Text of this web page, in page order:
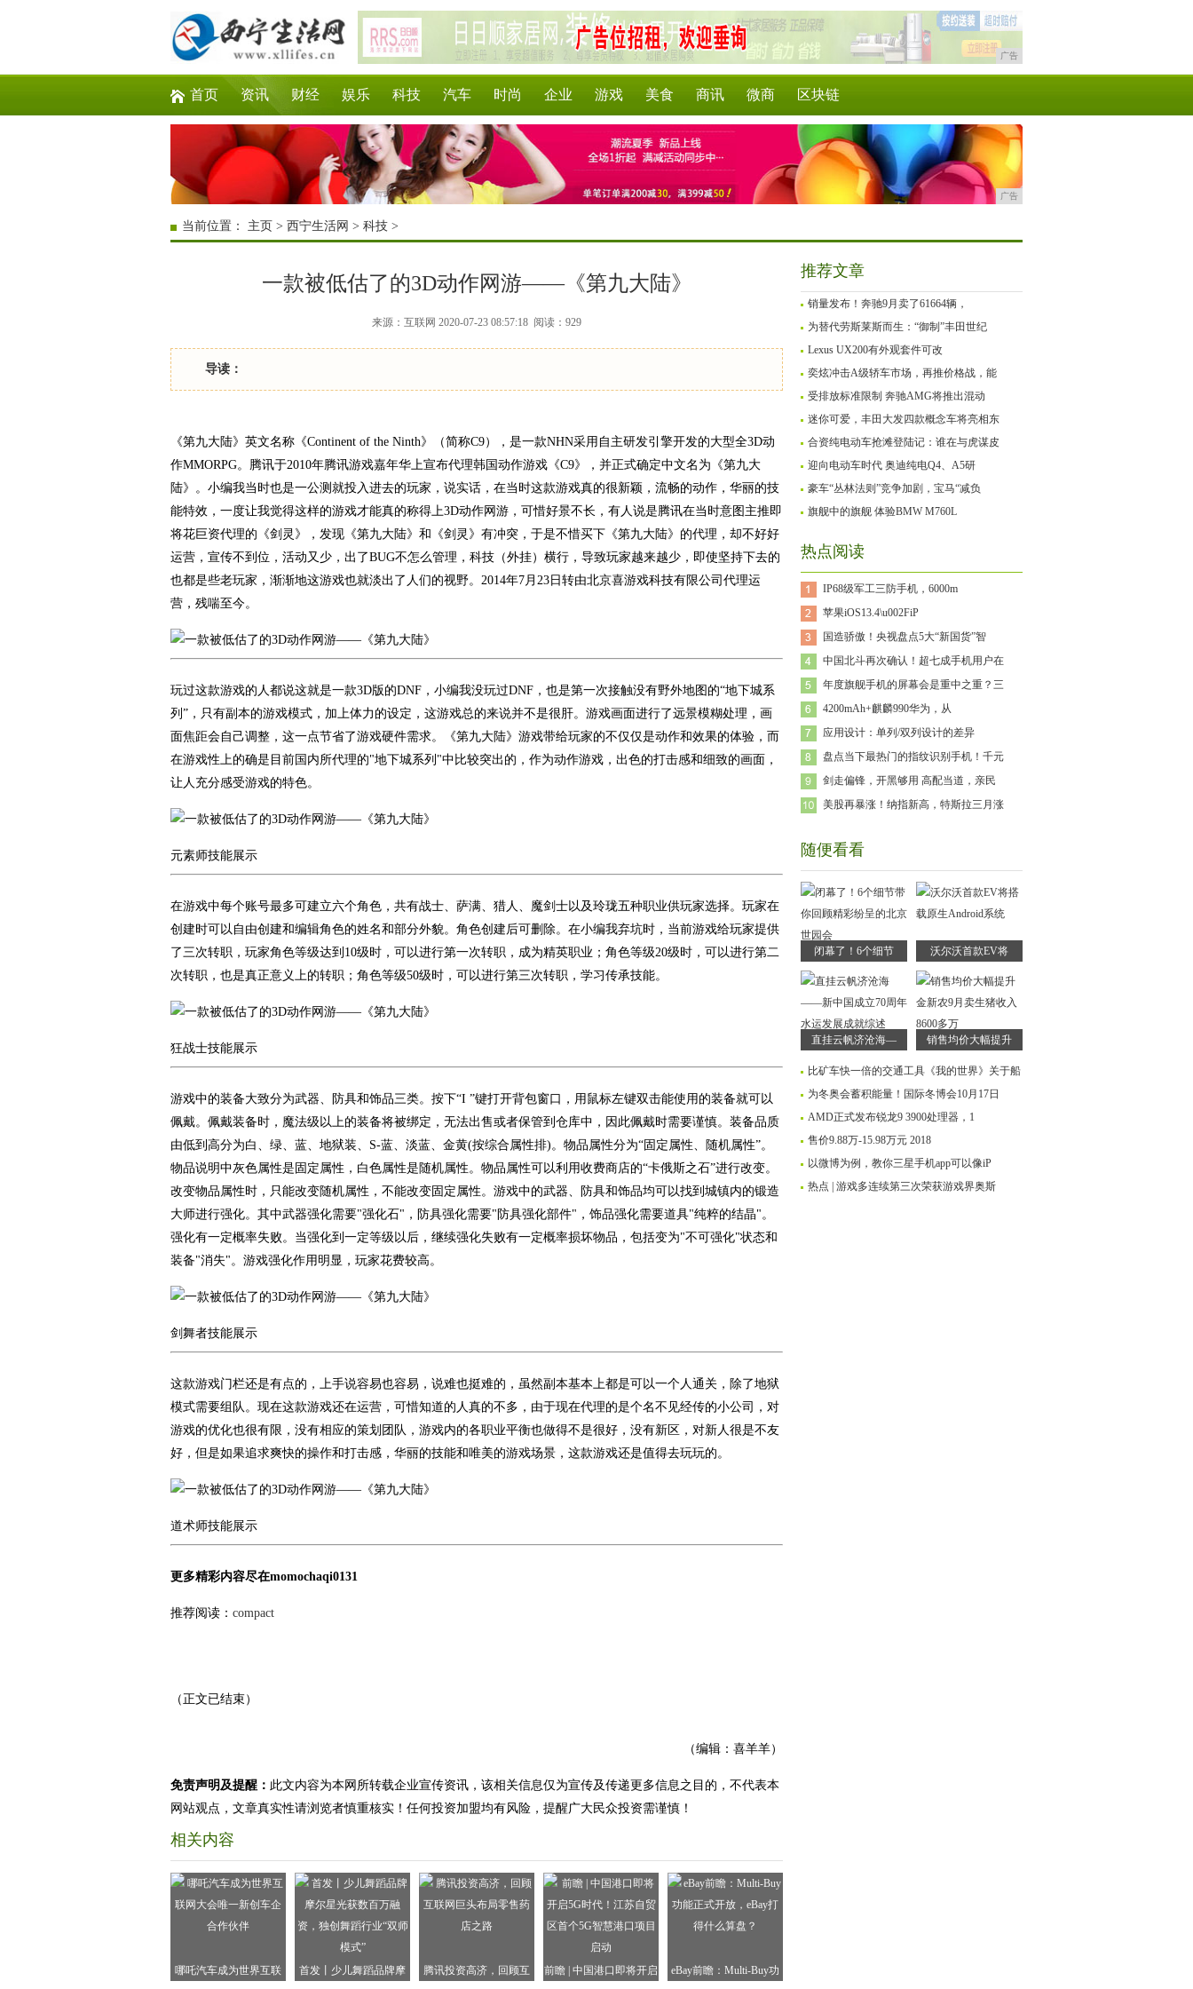
广告
首页 资讯 财经 娱乐 科技 汽车 时尚 企业 游戏 美食 商讯 微商 区块链
广告
当前位置： 主页 > 西宁生活网 > 科技 >
一款被低估了的3D动作网游——《第九大陆》
来源：互联网 2020-07-23 08:57:18 阅读：929
导读：
《第九大陆》英文名称《Continent of the Ninth》（简称C9），是一款NHN采用自主研发引擎开发的大型全3D动
作MMORPG。腾讯于2010年腾讯游戏嘉年华上宣布代理韩国动作游戏《C9》，并正式确定中文名为《第九大
陆》。小编我当时也是一公测就投入进去的玩家，说实话，在当时这款游戏真的很新颖，流畅的动作，华丽的技
能特效，一度让我觉得这样的游戏才能真的称得上3D动作网游，可惜好景不长，有人说是腾讯在当时意图主推即
将花巨资代理的《剑灵》，发现《第九大陆》和《剑灵》有冲突，于是不惜买下《第九大陆》的代理，却不好好
运营，宣传不到位，活动又少，出了BUG不怎么管理，科技（外挂）横行，导致玩家越来越少，即使坚持下去的
也都是些老玩家，渐渐地这游戏也就淡出了人们的视野。2014年7月23日转由北京喜游戏科技有限公司代理运
营，残喘至今。
玩过这款游戏的人都说这就是一款3D版的DNF，小编我没玩过DNF，也是第一次接触没有野外地图的“地下城系
列”，只有副本的游戏模式，加上体力的设定，这游戏总的来说并不是很肝。游戏画面进行了远景模糊处理，画
面焦距会自己调整，这一点节省了游戏硬件需求。《第九大陆》游戏带给玩家的不仅仅是动作和效果的体验，而
在游戏性上的确是目前国内所代理的"地下城系列"中比较突出的，作为动作游戏，出色的打击感和细致的画面，
让人充分感受游戏的特色。
元素师技能展示
在游戏中每个账号最多可建立六个角色，共有战士、萨满、猎人、魔剑士以及玲珑五种职业供玩家选择。玩家在
创建时可以自由创建和编辑角色的姓名和部分外貌。角色创建后可删除。在小编我弃坑时，当前游戏给玩家提供
了三次转职，玩家角色等级达到10级时，可以进行第一次转职，成为精英职业；角色等级20级时，可以进行第二
次转职，也是真正意义上的转职；角色等级50级时，可以进行第三次转职，学习传承技能。
狂战士技能展示
游戏中的装备大致分为武器、防具和饰品三类。按下“I ”键打开背包窗口，用鼠标左键双击能使用的装备就可以
佩戴。佩戴装备时，魔法级以上的装备将被绑定，无法出售或者保管到仓库中，因此佩戴时需要谨慎。装备品质
由低到高分为白、绿、蓝、地狱装、S-蓝、淡蓝、金黄(按综合属性排)。 物品属性分为“固定属性、随机属性”。
物品说明中灰色属性是固定属性，白色属性是随机属性。物品属性可以利用收费商店的“卡俄斯之石”进行改变。
改变物品属性时，只能改变随机属性，不能改变固定属性。游戏中的武器、防具和饰品均可以找到城镇内的锻造
大师进行强化。其中武器强化需要"强化石"，防具强化需要"防具强化部件"，饰品强化需要道具"纯粹的结晶"。
强化有一定概率失败。当强化到一定等级以后，继续强化失败有一定概率损坏物品，包括变为"不可强化"状态和
装备"消失"。游戏强化作用明显，玩家花费较高。
剑舞者技能展示
这款游戏门栏还是有点的，上手说容易也容易，说难也挺难的，虽然副本基本上都是可以一个人通关，除了地狱
模式需要组队。现在这款游戏还在运营，可惜知道的人真的不多，由于现在代理的是个名不见经传的小公司，对
游戏的优化也很有限，没有相应的策划团队，游戏内的各职业平衡也做得不是很好，没有新区，对新人很是不友
好，但是如果追求爽快的操作和打击感，华丽的技能和唯美的游戏场景，这款游戏还是值得去玩玩的。
道术师技能展示
更多精彩内容尽在momochaqi0131
推荐阅读： compact
（正文已结束）
（编辑：喜羊羊）
免责声明及提醒： 此文内容为本网所转载企业宣传资讯，该相关信息仅为宣传及传递更多信息之目的，不代表本
网站观点，文章真实性请浏览者慎重核实！任何投资加盟均有风险，提醒广大民众投资需谨慎！
相关内容
哪吒汽车成为世界互联
首发丨少儿舞蹈品牌摩
腾讯投资高济，回顾互
前瞻 | 中国港口即将开启
eBay前瞻：Multi-Buy功
推荐文章
销量发布！奔驰9月卖了61664辆，
为替代劳斯莱斯而生：“御制”丰田世纪
Lexus UX200有外观套件可改
奕炫冲击A级轿车市场，再推价格战，能
受排放标准限制 奔驰AMG将推出混动
迷你可爱，丰田大发四款概念车将亮相东
合资纯电动车抢滩登陆记：谁在与虎谋皮
迎向电动车时代 奥迪纯电Q4、A5研
豪车“丛林法则”竞争加剧，宝马“减负
旗舰中的旗舰 体验BMW M760L
热点阅读
IP68级军工三防手机，6000m
苹果iOS13.4\u002FiP
国造骄傲！央视盘点5大“新国货”智
中国北斗再次确认！超七成手机用户在
年度旗舰手机的屏幕会是重中之重？三
4200mAh+麒麟990华为，从
应用设计：单列/双列设计的差异
盘点当下最热门的指纹识别手机！千元
剑走偏锋，开黑够用 高配当道，亲民
美股再暴涨！纳指新高，特斯拉三月涨
随便看看
闭幕了！6个细节 沃尔沃首款EV将
直挂云帆济沧海— 销售均价大幅提升
比矿车快一倍的交通工具《我的世界》关于船
为冬奥会蓄积能量！国际冬博会10月17日
AMD正式发布锐龙9 3900处理器，1
售价9.88万-15.98万元 2018
以微博为例，教你三星手机app可以像iP
热点 | 游戏多连续第三次荣获游戏界奥斯